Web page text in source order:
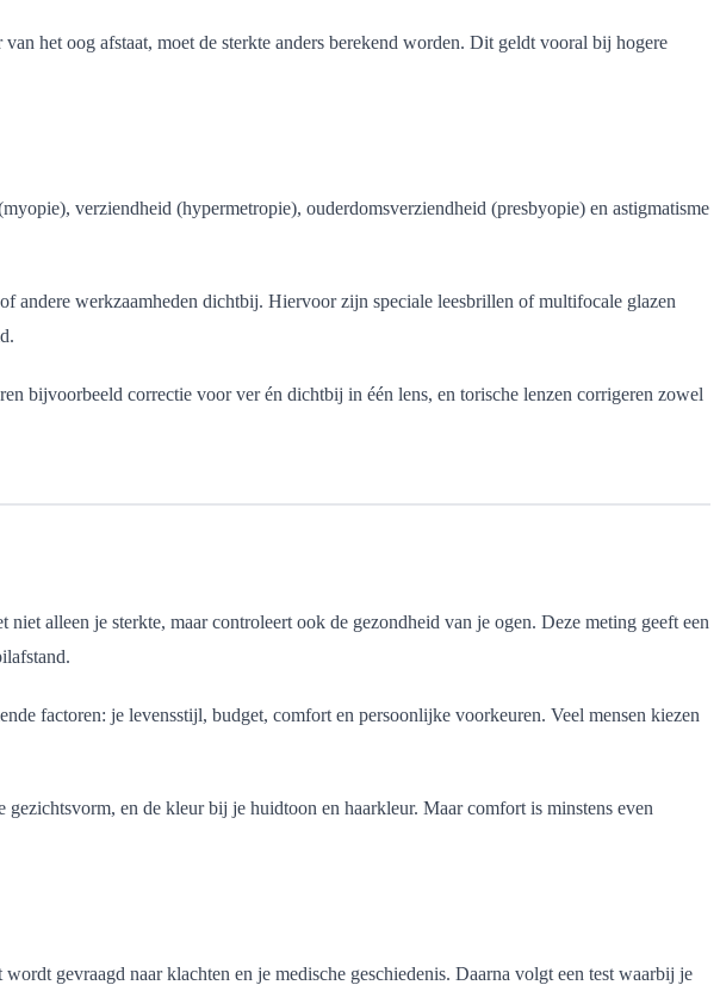
het oog afstaat, moet de sterkte anders berekend worden. Dit geldt vooral bij hogere
verziendheid (hypermetropie), ouderdomsverziendheid (presbyopie) en astigmatisme
andere werkzaamheden dichtbij. Hiervoor zijn speciale leesbrillen of multifocale glazen
bijvoorbeeld correctie voor ver én dichtbij in één lens, en torische lenzen corrigeren zowel
alleen je sterkte, maar controleert ook de gezondheid van je ogen. Deze meting geeft een
factoren: je levensstijl, budget, comfort en persoonlijke voorkeuren. Veel mensen kiezen
en de kleur bij je huidtoon en haarkleur. Maar comfort is minstens even
gevraagd naar klachten en je medische geschiedenis. Daarna volgt een test waarbij je